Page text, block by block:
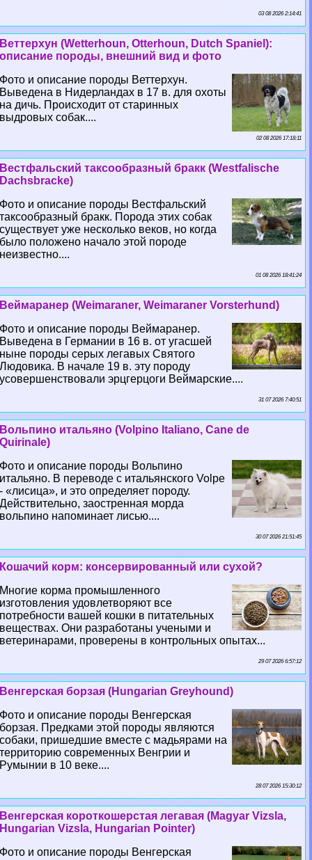
03 08 2026 2:14:41
Веттерхун (Wetterhoun, Otterhoun, Dutch Spaniel):
описание породы, внешний вид и фото
Фото и описание породы Веттерхун.
Выведена в Нидерландах в 17 в. для охоты
на дичь. Происходит от старинных
выдровых собак....
02 08 2026 17:18:11
Вестфальский таксообразный бpaкк (Westfalische
Dachsbracke)
Фото и описание породы Вестфальский
таксообразный бpaкк. Порода этих собак
существует уже несколько веков, но когда
было положено начало этой породе
неизвестно....
01 08 2026 18:41:24
Веймаранер (Weimaraner, Weimaraner Vorsterhund)
Фото и описание породы Веймаранер.
Выведена в Германии в 16 в. от угасшей
ныне породы серых легавых Святого
Людовика. В начале 19 в. эту породу
усовершенствовали эрцгерцоги Веймарские....
31 07 2026 7:40:51
Вольпино итальяно (Volpino Italiano, Cane de
Quirinale)
Фото и описание породы Вольпино
итальяно. В переводе с итальянского Volpe
- «лисица», и это определяет породу.
Действительно, заостренная морда
вольпино напоминает лисью....
30 07 2026 21:51:45
Кошачий корм: консервированный или сухой?
Многие корма промышленного
изготовления удовлетворяют все
потребности вашей кошки в питательных
веществах. Они разработаны учеными и
ветеринарами, проверены в контрольных опытах...
29 07 2026 6:57:12
Венгерская борзая (Hungarian Greyhound)
Фото и описание породы Венгерская
борзая. Предками этой породы являются
собаки, пришедшие вместе с мадьярами на
территорию современных Венгрии и
Румынии в 10 веке....
28 07 2026 15:30:12
Венгерская короткошерстая легавая (Magyar Vizsla,
Hungarian Vizsla, Hungarian Pointer)
Фото и описание породы Венгерская